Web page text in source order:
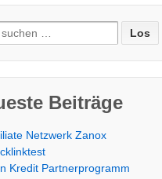
nach:
Beiträge
Netzwerk Zanox
Kredit Partnerprogramm